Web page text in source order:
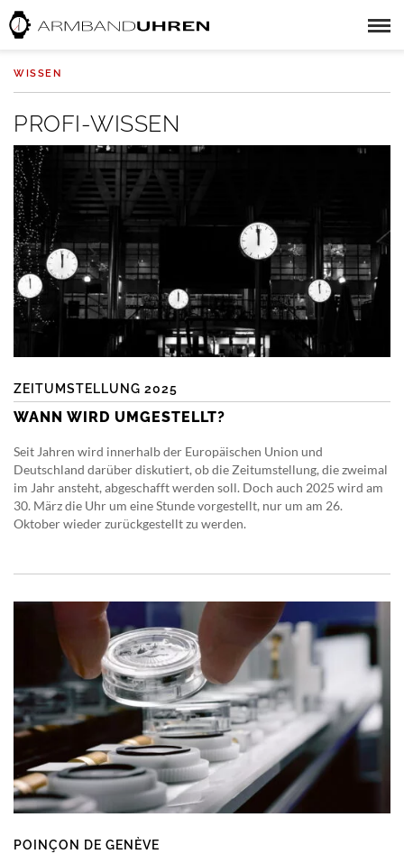
WISSEN
PROFI-WISSEN
ZEITUMSTELLUNG 2025
WANN WIRD UMGESTELLT?
Seit Jahren wird innerhalb der Europäischen Union und
Deutschland darüber diskutiert, ob die Zeitumstellung, die zweimal
im Jahr ansteht, abgeschafft werden soll. Doch auch 2025 wird am
30. März die Uhr um eine Stunde vorgestellt, nur um am 26.
Oktober wieder zurückgestellt zu werden.
POINÇON DE GENÈVE